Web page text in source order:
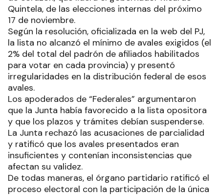
Quintela, de las elecciones internas del próximo
17 de noviembre.
Según la resolución, oficializada en la web del PJ,
la lista no alcanzó el mínimo de avales exigidos (el
2% del total del padrón de afiliados habilitados
para votar en cada provincia) y presentó
irregularidades en la distribución federal de esos
avales.
Los apoderados de “Federales” argumentaron
que la Junta había favorecido a la lista opositora
y que los plazos y trámites debían suspenderse.
La Junta rechazó las acusaciones de parcialidad
y ratificó que los avales presentados eran
insuficientes y contenían inconsistencias que
afectan su validez.
De todas maneras, el órgano partidario ratificó el
proceso electoral con la participación de la única